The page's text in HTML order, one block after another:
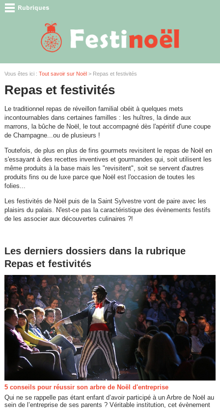
Vous êtes ici : Tout savoir sur Noël> Repas et festivités
Repas et festivités
Le traditionnel repas de réveillon familial obéit à quelques mets
incontournables dans certaines familles : les huîtres, la dinde aux
marrons, la bûche de Noël, le tout accompagné dès l'apéritif d'une coupe
de Champagne...ou de plusieurs !
Toutefois, de plus en plus de fins gourmets revisitent le repas de Noël en
s'essayant à des recettes inventives et gourmandes qui, soit utilisent les
même produits à la base mais les "revisitent", soit se servent d'autres
produits fins ou de luxe parce que Noël est l'occasion de toutes les
folies...
Les festivités de Noël puis de la Saint Sylvestre vont de paire avec les
plaisirs du palais. N'est-ce pas la caractéristique des évènements festifs
de les associer aux découvertes culinaires ?!
Les derniers dossiers dans la rubrique
Repas et festivités
5 conseils pour réussir son arbre de Noël d'entreprise
Qui ne se rappelle pas étant enfant d’avoir participé à un Arbre de Noël au
sein de l’entreprise de ses parents ? Véritable institution, cet évènement